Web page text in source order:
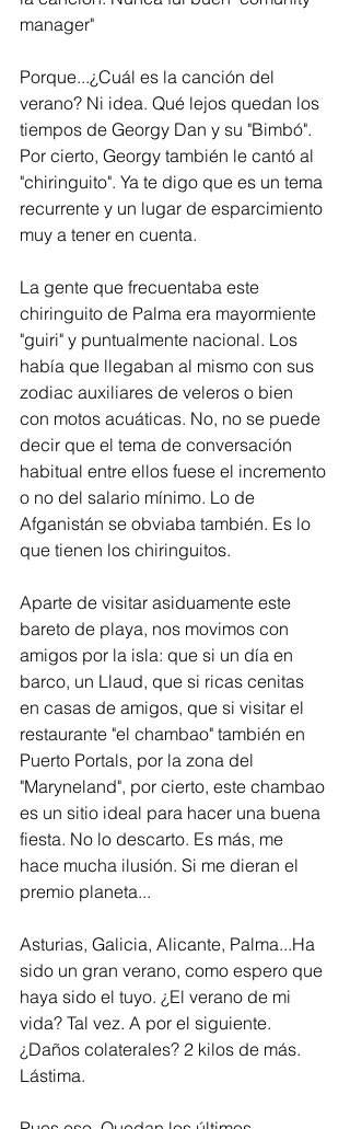
manager"
Porque...¿Cuál es la canción del
verano? Ni idea. Qué lejos quedan los
tiempos de Georgy Dan y su "Bimbó".
Por cierto, Georgy también le cantó al
"chiringuito". Ya te digo que es un tema
recurrente y un lugar de esparcimiento
muy a tener en cuenta.
La gente que frecuentaba este
chiringuito de Palma era mayormiente
"guiri" y puntualmente nacional. Los
había que llegaban al mismo con sus
zodiac auxiliares de veleros o bien
con motos acuáticas. No, no se puede
decir que el tema de conversación
habitual entre ellos fuese el incremento
o no del salario mínimo. Lo de
Afganistán se obviaba también. Es lo
que tienen los chiringuitos.
Aparte de visitar asiduamente este
bareto de playa, nos movimos con
amigos por la isla: que si un día en
barco, un Llaud, que si ricas cenitas
en casas de amigos, que si visitar el
restaurante "el chambao" también en
Puerto Portals, por la zona del
"Maryneland", por cierto, este chambao
es un sitio ideal para hacer una buena
fiesta. No lo descarto. Es más, me
hace mucha ilusión. Si me dieran el
premio planeta...
Asturias, Galicia, Alicante, Palma...Ha
sido un gran verano, como espero que
haya sido el tuyo. ¿El verano de mi
vida? Tal vez. A por el siguiente.
¿Daños colaterales? 2 kilos de más.
Lástima.